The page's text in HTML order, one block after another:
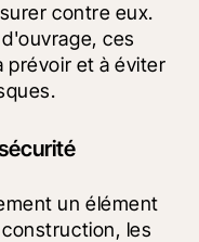
contre eux.
ces
prévoir et à éviter
un élément
les